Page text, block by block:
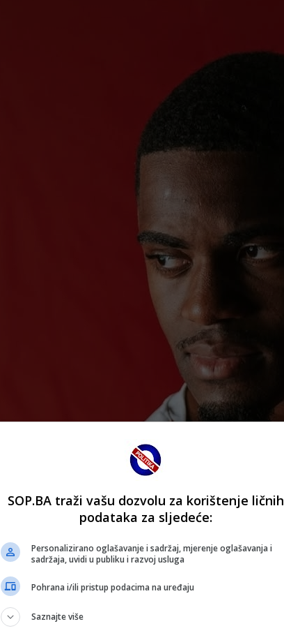
SOP.BA traži vašu dozvolu za korištenje ličnih
podataka za sljedeće:
Personalizirano oglašavanje i sadržaj, mjerenje oglašavanja i
sadržaja, uvidi u publiku i razvoj usluga
Pohrana i/ili pristup podacima na uređaju
Saznajte više